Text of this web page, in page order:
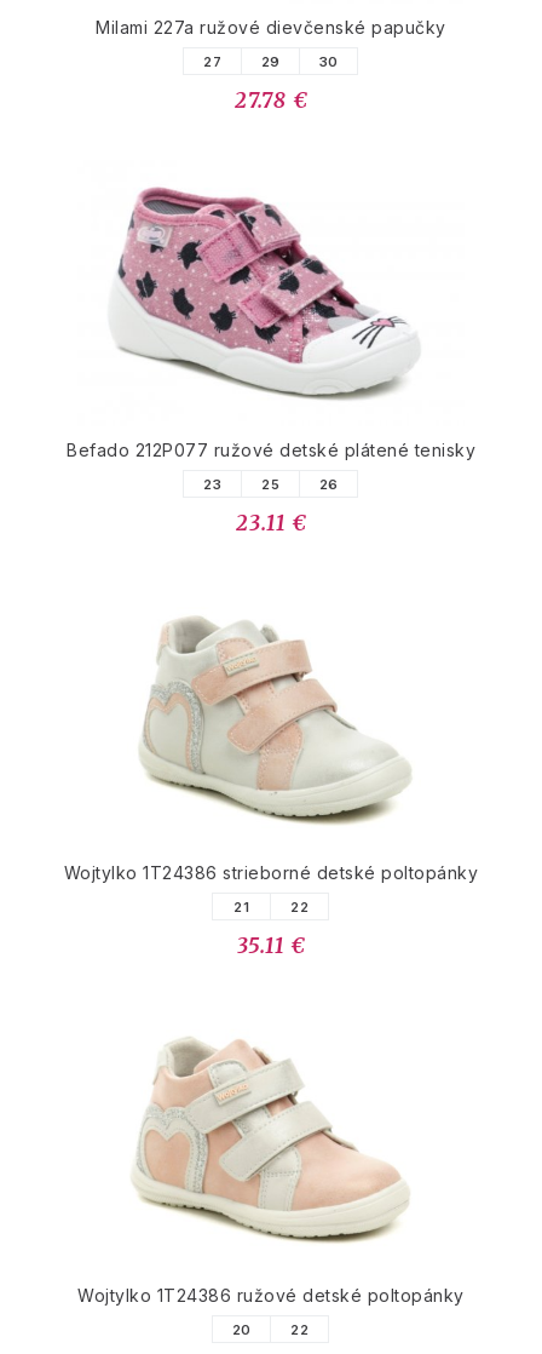
Milami 227a ružové dievčenské papučky
27 29 30
27.78 €
Befado 212P077 ružové detské plátené tenisky
23 25 26
23.11 €
Wojtylko 1T24386 strieborné detské poltopánky
21 22
35.11 €
Wojtylko 1T24386 ružové detské poltopánky
20 22